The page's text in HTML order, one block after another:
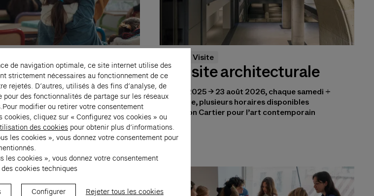
fabrique
août 2026, chaque dimanche,
pour l’art contemporain
Visite
La visite architecturale
25 oct. 2025 → 23 août 2026, chaque samedi +
dimanche, plusieurs horaires disponibles
Fondation Cartier pour l’art contemporain
de navigation optimale, ce site internet utilise des
strictement nécessaires au fonctionnement de ce
rejetés. D’autres, utilisés à des fins d’analyse, de
des fonctionnalités de partage sur les réseaux
modifier ou retirer votre consentement
cookies, cliquez sur « Configurez vos cookies » ou
des cookies pour obtenir plus d’informations.
les cookies », vous donnez votre consentement pour
les cookies », vous donnez votre consentement
cookies techniques
Configurer Rejeter tous les cookies